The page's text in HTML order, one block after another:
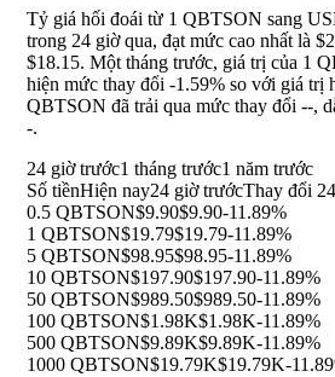
Tỷ giá hối đoái từ 1 QBTSON sang
trong 24 giờ qua, đạt mức cao nhất là
$18.15. Một tháng trước, giá trị của 1
hiện mức thay đổi -1.59% so với giá trị
QBTSON đã trải qua mức thay đổi --,
-.
24 giờ trước1 tháng trước1 năm trước
Số tiềnHiện nay24 giờ trướcThay đổi
0.5 QBTSON$9.90$9.90-11.89%
1 QBTSON$19.79$19.79-11.89%
5 QBTSON$98.95$98.95-11.89%
10 QBTSON$197.90$197.90-11.89%
50 QBTSON$989.50$989.50-11.89%
100 QBTSON$1.98K$1.98K-11.89%
500 QBTSON$9.89K$9.89K-11.89%
1000 QBTSON$19.79K$19.79K-